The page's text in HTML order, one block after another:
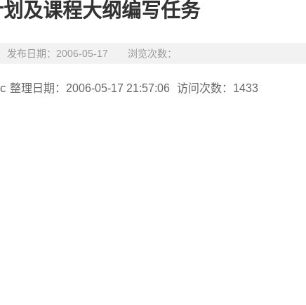
划及课程大纲编写任务
布日期：2006-05-17 浏览次数：
整理日期：2006-05-17 21:57:06 访问次数：1433